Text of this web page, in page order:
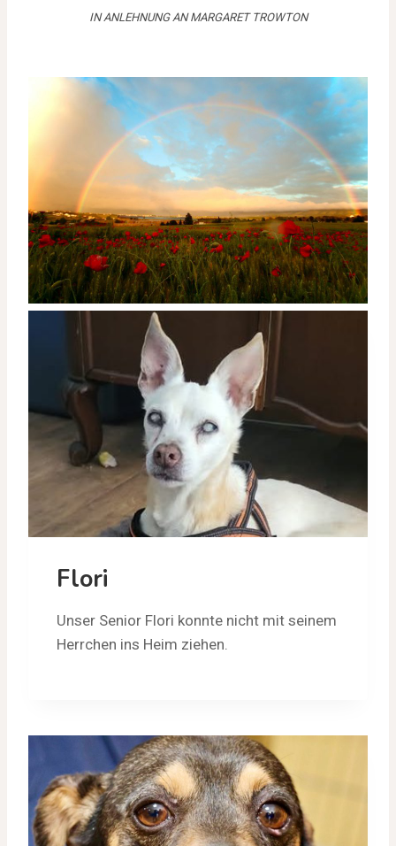
IN ANLEHNUNG AN MARGARET TROWTON
Flori
Unser Senior Flori konnte nicht mit seinem
Herrchen ins Heim ziehen.